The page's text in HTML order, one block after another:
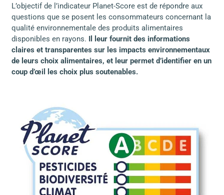
L’objectif de l’indicateur Planet-Score est de répondre aux
questions que se posent les consommateurs concernant la
qualité environnementale des produits alimentaires
disponibles en rayons. Il leur fournit des informations
claires et transparentes sur les impacts environnementaux
de leurs choix alimentaires, et leur permet d’identifier en un
coup d’œil les choix plus soutenables.